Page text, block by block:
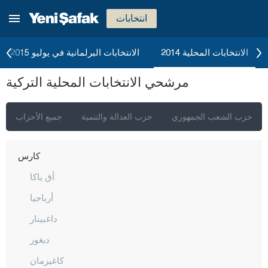
انتخابات
الانتخابات البرلمانية في يوليو 2015 الانتخابات المحلية 2014
مرشحي الانتخابات المحلية التركية
جميع الأحزاب حزب العدالة والتنمية حزب الشعب الجمهوري
هطاي
إيسبارتا
قهرمان ماراش
كرامان
كارس
أق ياكا
أرباجيا
داغبينار
ديغور
كاغيزمان